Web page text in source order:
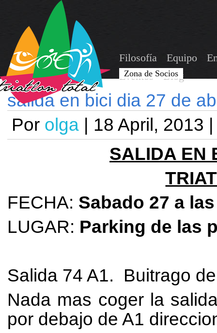
Filosofía Equipo
Eventos
Blog
Zona de Socios
salida en bici dia 27 de
Por olga 18 April, 2013
SALIDA EN
FECHA: Sabado 27 a
LUGAR: Parking de las
Salida 74 A1. Buitrago
Nada mas coger la
por debajo de A1